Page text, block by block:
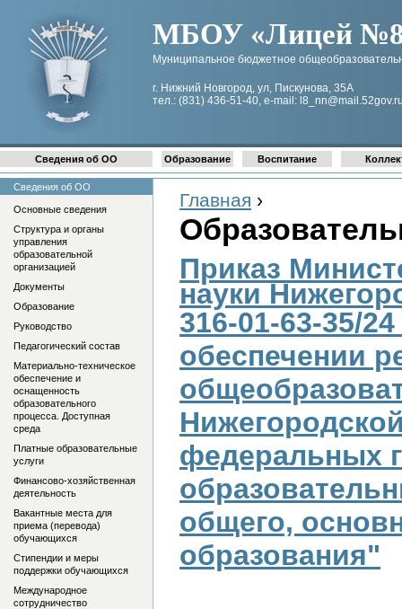
МБОУ «Лицей №8
Муниципальное бюджетное
г. Нижний Новгород, ул, Пискунова, 35А
тел.: (831) 436-51-40, e-mail:
Главная ›
Приказ
науки
316-01-63-35/
обеспечении
федеральных
общего,
образования"
Сведения об ОО Образование Воспитание
Сведения об ОО
Основные сведения
Структура и органы
управления
образовательной
организацией
Документы
Образование
Руководство
Педагогический состав
Материально-техническое
обеспечение и
оснащенность
образовательного
процесса. Доступная
среда
Платные образовательные
услуги
Финансово-хозяйственная
деятельность
Вакантные места для
приема (перевода)
обучающихся
Стипендии и меры
поддержки обучающихся
Международное
сотрудничество